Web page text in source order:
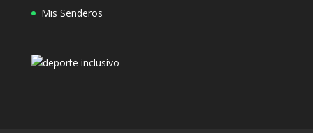
Mis Senderos